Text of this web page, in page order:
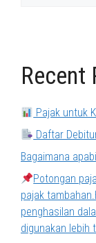
Recent
Pajak untuk
Daftar
Bagaimana
Potongan
pajak
penghasilan
digunakan lebih